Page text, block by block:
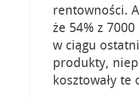
rentowności.
że 54% z
w ciągu
produkty,
kosztowały